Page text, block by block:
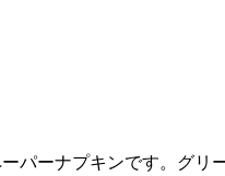
パーナプキンです。グリ